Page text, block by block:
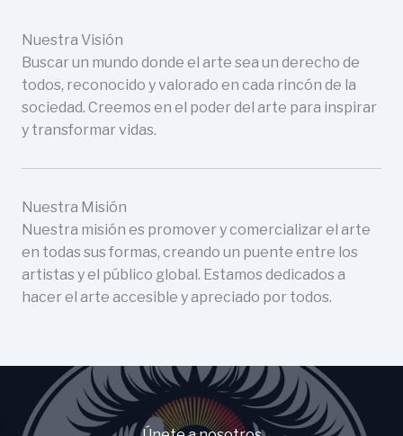
Nuestra Visión
Buscar un mundo donde el arte sea un derecho de
todos, reconocido y valorado en cada rincón de la
sociedad. Creemos en el poder del arte para inspirar
y transformar vidas.
Nuestra Misión
Nuestra misión es promover y comercializar el arte
en todas sus formas, creando un puente entre los
artistas y el público global. Estamos dedicados a
hacer el arte accesible y apreciado por todos.